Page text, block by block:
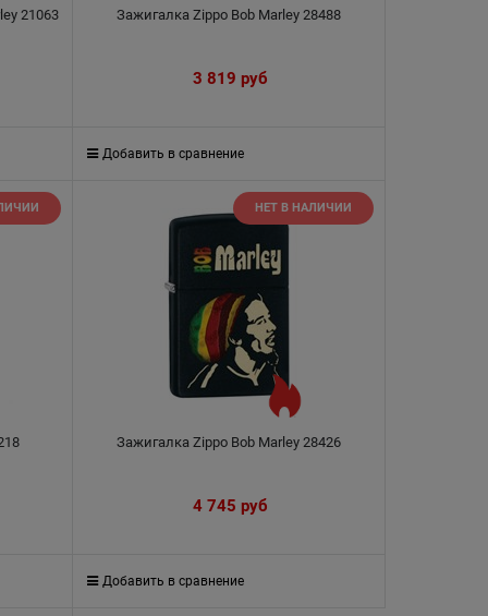
21063 Зажигалка Zippo Bob Marley 28488
3 819 руб
Добавить в сравнение
Зажигалка Zippo Bob Marley 28426
НЕТ В НАЛИЧИИ
4 745 руб
Добавить в сравнение